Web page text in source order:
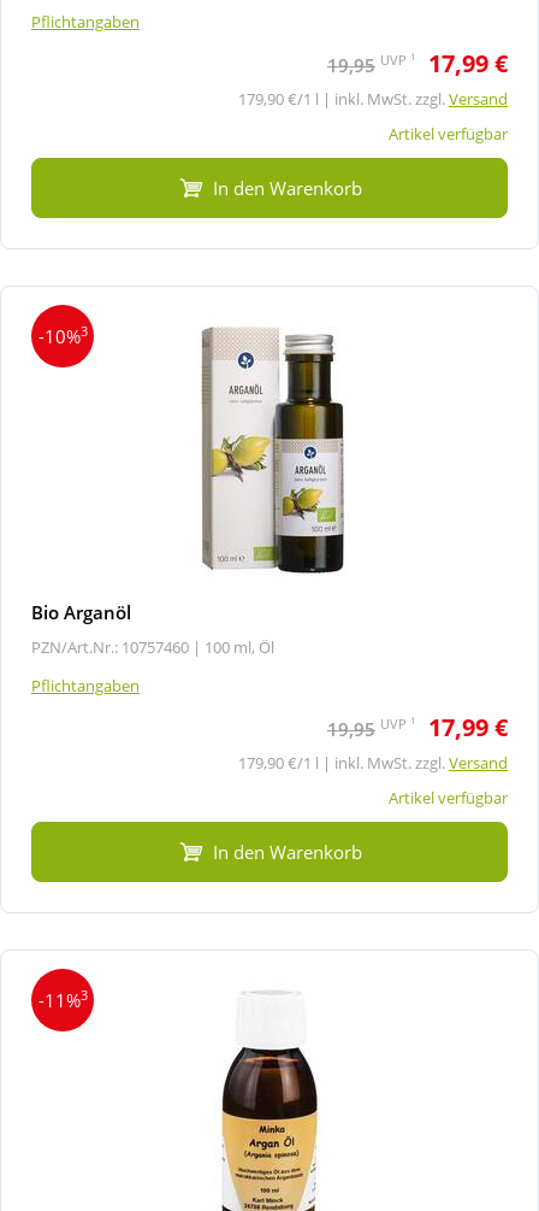
Pflichtangaben
19,95 UVP 1 17,99 €
179,90 €/1 l | inkl. MwSt. zzgl.Versand
Artikel verfügbar
In den Warenkorb
-10%3
Bio Arganöl
PZN/Art.Nr.: 10757460 | 100 ml, Öl
Pflichtangaben
19,95 UVP 1 17,99 €
179,90 €/1 l | inkl. MwSt. zzgl.Versand
Artikel verfügbar
In den Warenkorb
-11%3